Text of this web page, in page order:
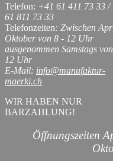
Telefon: +41 61 411 73 33 /
61 811 73 33
Telefonzeiten: Zwischen
Oktober von 8 - 12 Uhr
ausgenommen Samstags
12 Uhr
E-Mail: info@manufaktur-
maerki.ch
WIR HABEN NUR
BARZAHLUNG!
Öffnungszeiten